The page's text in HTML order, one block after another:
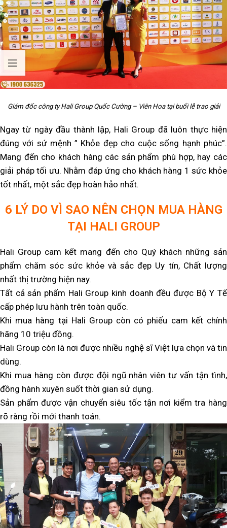
Giám đốc công ty Hali Group Quốc Cường – Viên Hoa tại buổi lễ trao giải
Ngay từ ngày đầu thành lập, Hali Group đã luôn thực hiện
đúng với sứ mệnh ” Khỏe đẹp cho cuộc sống hạnh phúc”.
Mang đến cho khách hàng các sản phẩm phù hợp, hay các
giải pháp tối ưu. Nhằm đáp ứng cho khách hàng 1 sức khỏe
tốt nhất, một sắc đẹp hoàn hảo nhất.
6 LÝ DO VÌ SAO NÊN CHỌN MUA HÀNG
TẠI HALI GROUP
Hali Group cam kết mang đến cho Quý khách những sản
phẩm chăm sóc sức khỏe và sắc đẹp Uy tín, Chất lượng
nhất thị trường hiện nay.
Tất cả sản phẩm Hali Group kinh doanh đều được Bộ Y Tế
cấp phép lưu hành trên toàn quốc.
Khi mua hàng tại Hali Group còn có phiếu cam kết chính
hãng 10 triệu đồng.
Hali Group còn là nơi được nhiều nghệ sĩ Việt lựa chọn và tin
dùng.
Khi mua hàng còn được đội ngũ nhân viên tư vấn tận tình,
đồng hành xuyên suốt thời gian sử dụng.
Sản phẩm được vận chuyển siêu tốc tận nơi kiểm tra hàng
rõ ràng rồi mới thanh toán.